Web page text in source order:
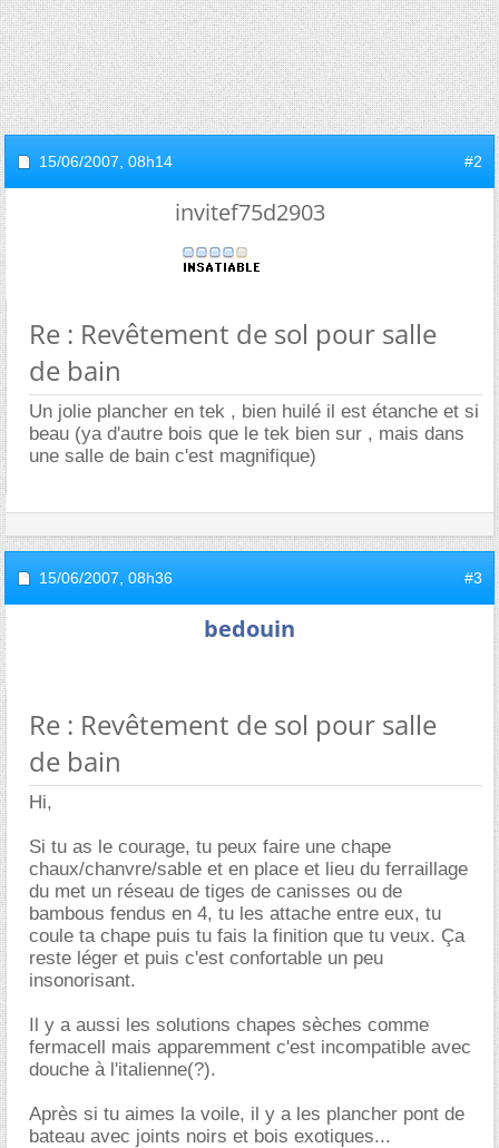
15/06/2007, 08h14 #2
invitef75d2903
Re : Revêtement de sol pour salle
de bain
Un jolie plancher en tek , bien huilé il est étanche et si
beau (ya d'autre bois que le tek bien sur , mais dans
une salle de bain c'est magnifique)
15/06/2007, 08h36 #3
bedouin
Re : Revêtement de sol pour salle
de bain
Hi,
Si tu as le courage, tu peux faire une chape
chaux/chanvre/sable et en place et lieu du ferraillage
du met un réseau de tiges de canisses ou de
bambous fendus en 4, tu les attache entre eux, tu
coule ta chape puis tu fais la finition que tu veux. Ça
reste léger et puis c'est confortable un peu
insonorisant.
Il y a aussi les solutions chapes sèches comme
fermacell mais apparemment c'est incompatible avec
douche à l'italienne(?).
Après si tu aimes la voile, il y a les plancher pont de
bateau avec joints noirs et bois exotiques...